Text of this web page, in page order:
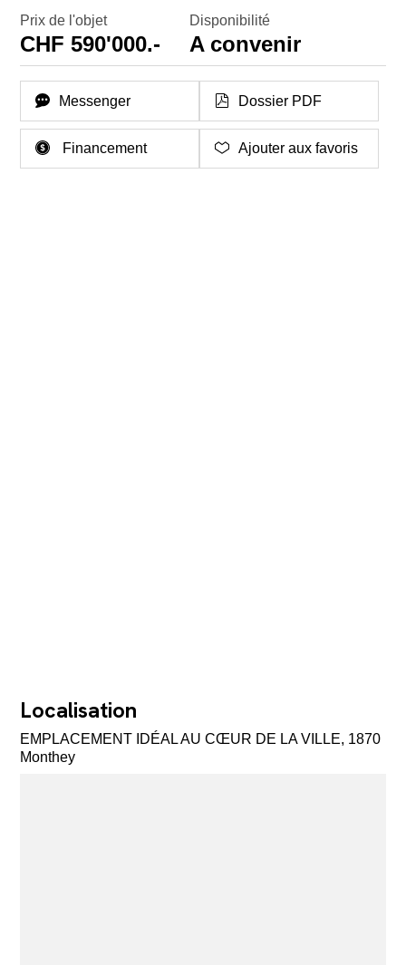
Prix de l'objet
CHF 590'000.-
Disponibilité
A convenir
Messenger Dossier PDF
Financement Ajouter aux favoris
Localisation
EMPLACEMENT IDÉAL AU CŒUR DE LA VILLE, 1870
Monthey